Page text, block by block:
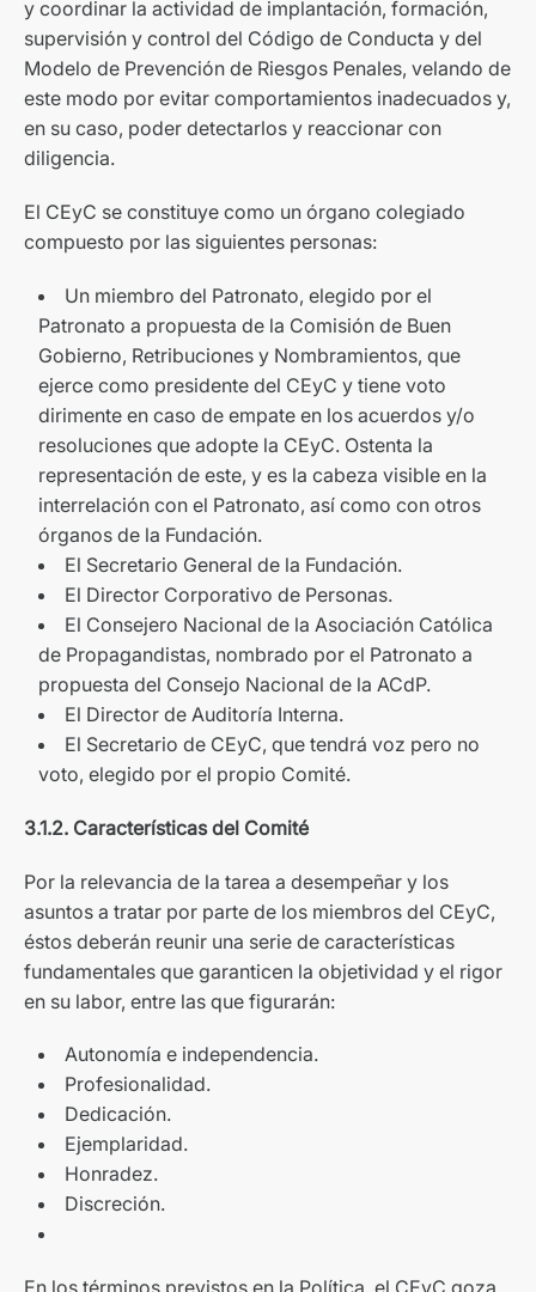
y coordinar la actividad de implantación, formación,
supervisión y control del Código de Conducta y del
Modelo de Prevención de Riesgos Penales, velando de
este modo por evitar comportamientos inadecuados y,
en su caso, poder detectarlos y reaccionar con
diligencia.
El CEyC se constituye como un órgano colegiado
compuesto por las siguientes personas:
Un miembro del Patronato, elegido por el
Patronato a propuesta de la Comisión de Buen
Gobierno, Retribuciones y Nombramientos, que
ejerce como presidente del CEyC y tiene voto
dirimente en caso de empate en los acuerdos y/o
resoluciones que adopte la CEyC. Ostenta la
representación de este, y es la cabeza visible en la
interrelación con el Patronato, así como con otros
órganos de la Fundación.
El Secretario General de la Fundación.
El Director Corporativo de Personas.
El Consejero Nacional de la Asociación Católica
de Propagandistas, nombrado por el Patronato a
propuesta del Consejo Nacional de la ACdP.
El Director de Auditoría Interna.
El Secretario de CEyC, que tendrá voz pero no
voto, elegido por el propio Comité.
3.1.2. Características del Comité
Por la relevancia de la tarea a desempeñar y los
asuntos a tratar por parte de los miembros del CEyC,
éstos deberán reunir una serie de características
fundamentales que garanticen la objetividad y el rigor
en su labor, entre las que figurarán:
Autonomía e independencia.
Profesionalidad.
Dedicación.
Ejemplaridad.
Honradez.
Discreción.